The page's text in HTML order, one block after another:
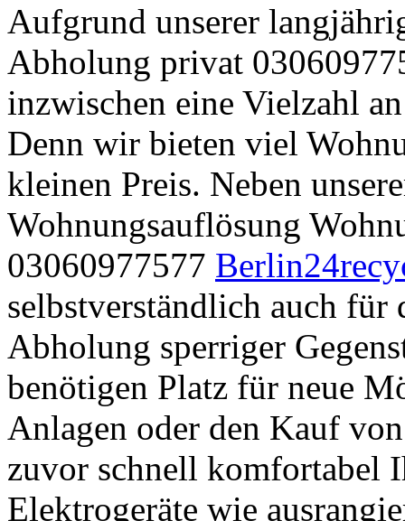
Aufgrund unserer
Abholung privat
inzwischen eine Vielzahl
Denn wir bieten viel
kleinen Preis. Neben
Wohnungsauflösung
03060977577
selbstverständlich auch für
Abholung sperriger
benötigen Platz für neue
Anlagen oder den Kauf
zuvor schnell komfortabel
Elektrogeräte wie